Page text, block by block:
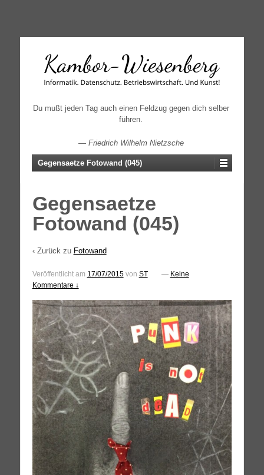
↓
CONTENT
Du mußt jeden Tag auch einen Feldzug gegen dich selber
führen.
— Friedrich Wilhelm Nietzsche
Gegensaetze Fotowand (045)
Gegensaetze
Fotowand (045)
‹ Zurück zu Fotowand
Veröffentlicht am 17/07/2015von ST — Keine
Kommentare ↓